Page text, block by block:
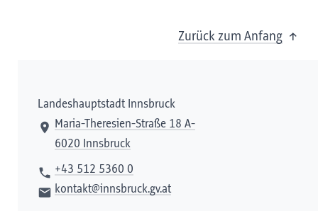
Zurück zum Anfang
Landeshauptstadt Innsbruck
Maria-Theresien-Straße 18 A-
6020 Innsbruck
+43 512 5360 0
kontakt@innsbruck.gv.at